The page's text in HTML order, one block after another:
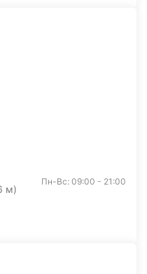
м)
Пн-Вс: 09:00 - 21:00